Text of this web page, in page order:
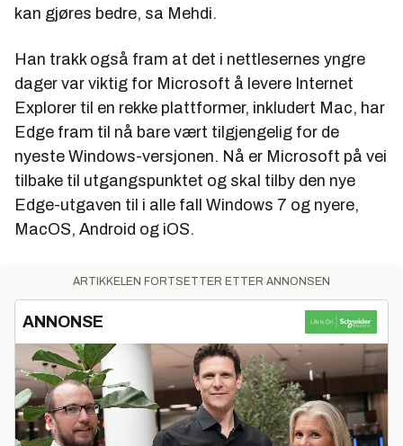
kan gjøres bedre, sa Mehdi.
Han trakk også fram at det i nettlesernes yngre
dager var viktig for Microsoft å levere Internet
Explorer til en rekke plattformer, inkludert Mac, har
Edge fram til nå bare vært tilgjengelig for de
nyeste Windows-versjonen. Nå er Microsoft på vei
tilbake til utgangspunktet og skal tilby den nye
Edge-utgaven til i alle fall Windows 7 og nyere,
MacOS, Android og iOS.
ARTIKKELEN FORTSETTER ETTER ANNONSEN
ANNONSE